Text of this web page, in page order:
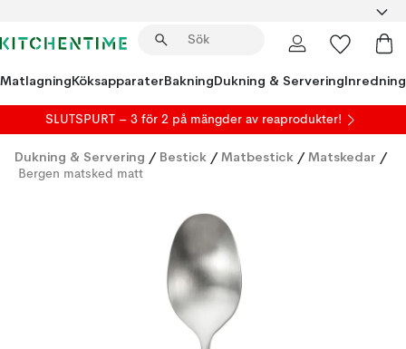
MatlagningKöksapparaterBakningDukning & ServeringInredning
SLUTSPURT – 3 för 2 på mängder av reaprodukter!
Dukning & Servering / Bestick / Matbestick / Matskedar /
Bergen matsked matt